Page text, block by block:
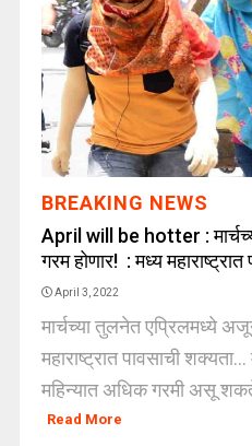
BREAKING NEWS
April will be hotter :
गरम होणार! : मध्य
April 3, 2022
मार्चच्या तुलनेत एप्रिलमध्ये
महाराष्ट्रात पावसाची
महिन्यात अधिक गरमी असू
Read More